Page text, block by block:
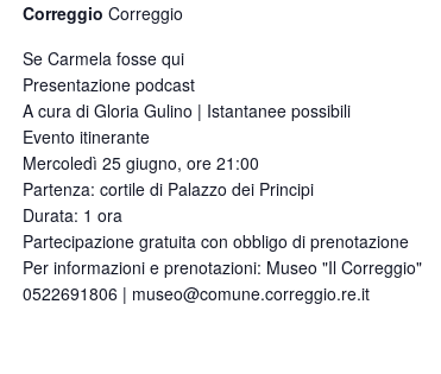
Correggio Correggio
Se Carmela fosse qui
Presentazione podcast
A cura di Gloria Gulino | Istantanee possibili
Evento itinerante
Mercoledì 25 giugno, ore 21:00
Partenza: cortile di Palazzo dei Principi
Durata: 1 ora
Partecipazione gratuita con obbligo di prenotazione
Per informazioni e prenotazioni: Museo "Il Correggio"
0522691806 | museo@comune.correggio.re.it